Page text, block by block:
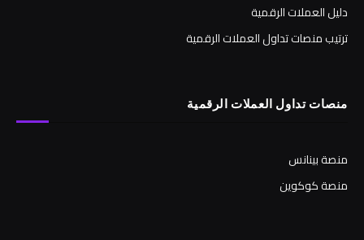
دليل العملات الرقمية
ترتيب منصات تداول العملات الرقمية
منصات تداول العملات الرقمية
منصة بينانس
منصة كوكوين